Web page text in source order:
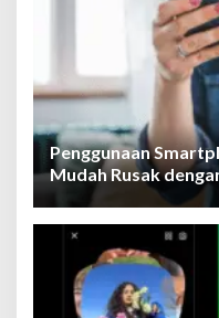
Penggunaan
Mudah Rusak